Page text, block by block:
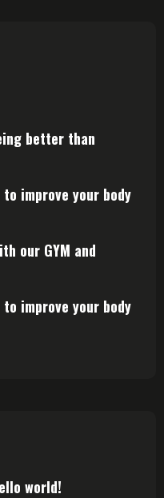
better than
improve your body
our GYM and
improve your body
world!